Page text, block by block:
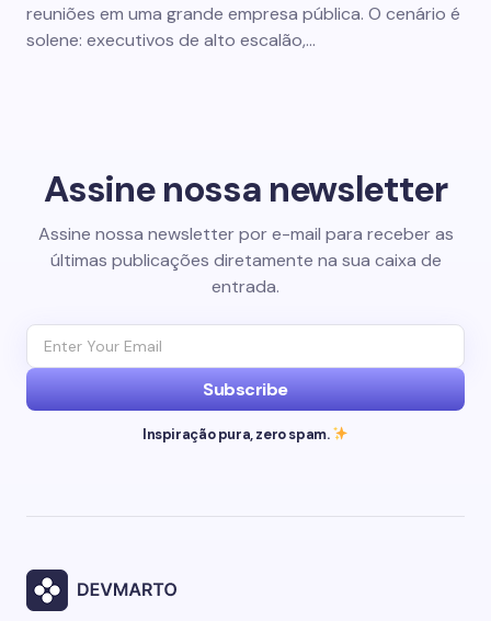
reuniões em uma grande empresa pública. O cenário é
solene: executivos de alto escalão,…
Assine nossa newsletter
Assine nossa newsletter por e-mail para receber as
últimas publicações diretamente na sua caixa de
entrada.
Subscribe
Inspiração pura, zero spam.